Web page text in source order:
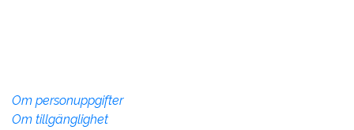
Om personuppgifter
Om tillgänglighet